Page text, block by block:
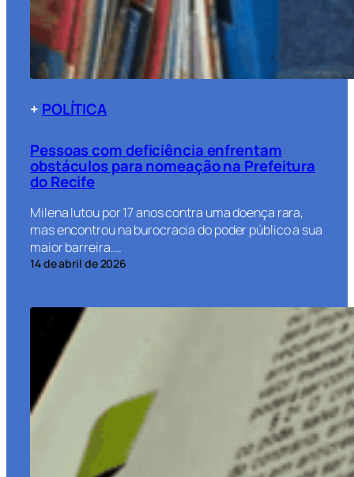
+ POLÍTICA
Pessoas com deficiência enfrentam
obstáculos para nomeação na Prefeitura
do Recife
Milena lutou por 17 anos contra uma doença rara,
mas encontrou na burocracia do poder público a sua
maior barreira.…
14 de abril de 2026